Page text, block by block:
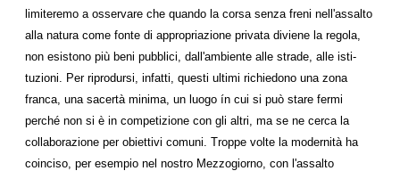
limiteremo a osservare che quando la corsa senza freni nell'assalto
alla natura come fonte di appropriazione privata diviene la regola,
non esi­stono più beni pubblici, dall'ambiente alle strade, alle isti­
tuzioni. Per riprodursi, infatti, questi ultimi richiedono una zona
franca, una sacertà minima, un luogo ín cui si può stare fermi
perché non si è in competizione con gli al­tri, ma se ne cerca la
collaborazione per obiettivi comuni. Troppe volte la modernità ha
coinciso, per esempio nel nostro Mezzogiorno, con l'assalto